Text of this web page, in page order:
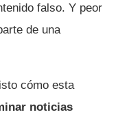
falso. Y peor
de una
cómo esta
noticias